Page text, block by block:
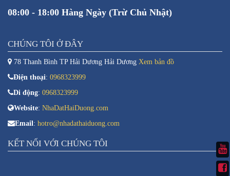
08:00 - 18:00 Hàng Ngày (Trừ Chủ Nhật)
CHÚNG TÔI Ở ĐÂY
78 Thanh Bình TP Hải Dương Hải Dương Xem bản đồ
Điện thoại: 0968323999
Di động: 0968323999
Website: NhaDatHaiDuong.com
Email: hotro@nhadathaiduong.com
KẾT NỐI VỚI CHÚNG TÔI